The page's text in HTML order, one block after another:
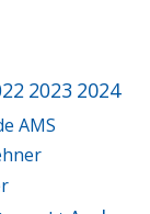
2023 2024
AMS